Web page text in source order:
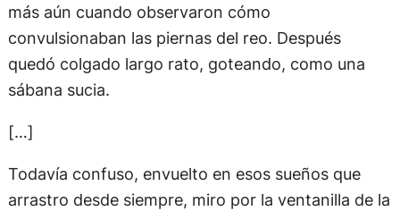
más aún cuando observaron cómo
convulsionaban las piernas del reo. Después
quedó colgado largo rato, goteando, como una
sábana sucia.
[…]
Todavía confuso, envuelto en esos sueños que
arrastro desde siempre, miro por la ventanilla de la